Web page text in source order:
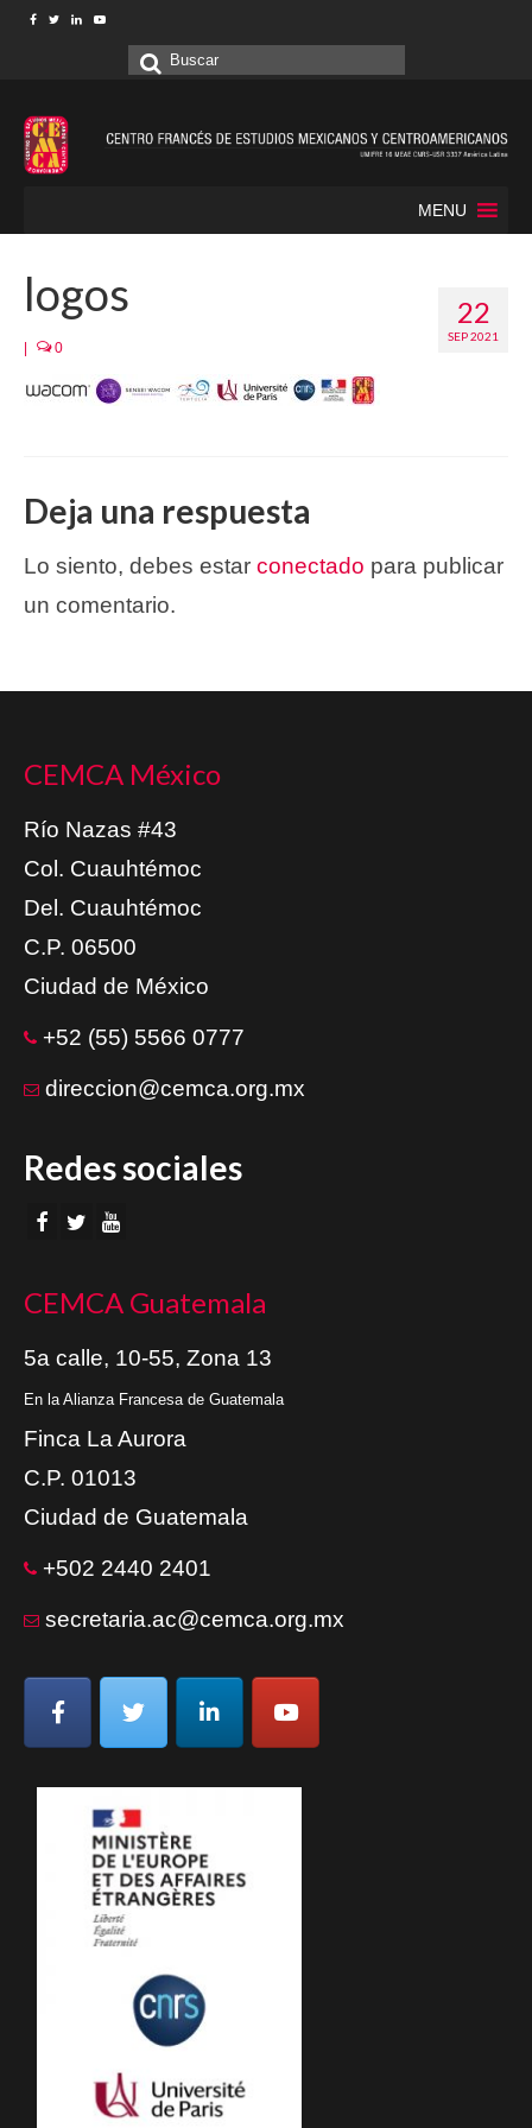
Buscar
MENU
22
SEP 2021
logos
0
Deja una respuesta
Lo siento, debes estar conectado para publicar
un comentario.
CEMCA México
Río Nazas #43
Col. Cuauhtémoc
Del. Cuauhtémoc
C.P. 06500
Ciudad de México
+52 (55) 5566 0777
direccion@cemca.org.mx
Redes sociales
CEMCA Guatemala
5a calle, 10-55, Zona 13
En la Alianza Francesa de Guatemala
Finca La Aurora
C.P. 01013
Ciudad de Guatemala
+502 2440 2401
secretaria.ac@cemca.org.mx